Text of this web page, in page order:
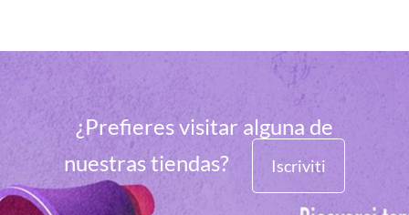
¿Prefieres visitar alguna de
nuestras tiendas?
Iscriviti